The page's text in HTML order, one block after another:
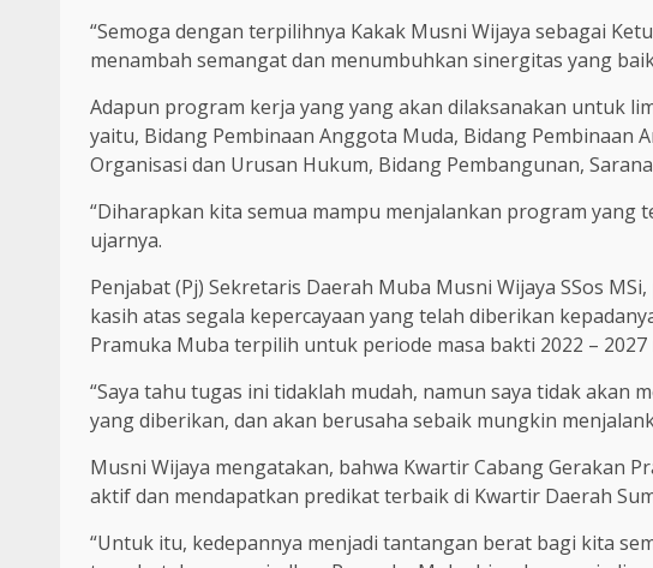
“Semoga dengan terpilihnya Kakak Musni Wijaya sebagai
menambah semangat dan menumbuhkan sinergitas yang
Adapun program kerja yang yang akan dilaksanakan untuk
yaitu, Bidang Pembinaan Anggota Muda, Bidang Pembinaan
Organisasi dan Urusan Hukum, Bidang Pembangunan,
“Diharapkan kita semua mampu menjalankan program yang
ujarnya.
Penjabat (Pj) Sekretaris Daerah Muba Musni Wijaya SSos
kasih atas segala kepercayaan yang telah diberikan
Pramuka Muba terpilih untuk periode masa bakti 2022 – 2027
“Saya tahu tugas ini tidaklah mudah, namun saya tidak akan
yang diberikan, dan akan berusaha sebaik mungkin
Musni Wijaya mengatakan, bahwa Kwartir Cabang Gerakan
aktif dan mendapatkan predikat terbaik di Kwartir Daerah
“Untuk itu, kedepannya menjadi tantangan berat bagi kita